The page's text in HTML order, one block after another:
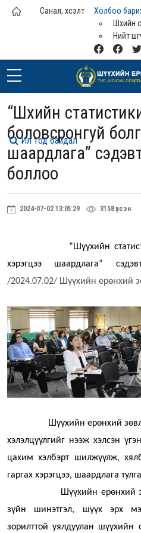
Үндсэн агуулга руу шилжих
Санал, хүсэлт
Холбоо
Шүүхийн
Нийт
“Шүүхийн
боловсронгуй
шаардлага” сэдэвт
боллоо
2024-07-02 13:05:29 3158 үзсэн
“Шүүхийн
хэрэгцээ шаардлага”
/2024.07.02/ Шүүхийн ерөнхий
Шүүхийн ерөнхий
хэлэлцүүлгийг нээж хэлсэн
цахим хэлбэрт шилжүүлж,
гаргах хэрэгцээ, шаардлага
Шүүхийн ерөнхий
зүйн шинэтгэл, шүүх эрх
зорилттой уялдуулан шүүхийн
Ил тод байдал